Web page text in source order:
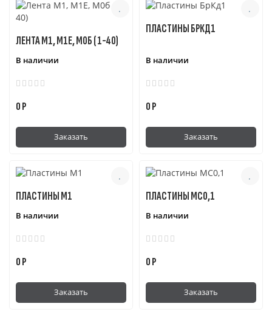
ЛЕНТА М1, М1Е, М0Б ( 1-40)
В наличии
0 Р
Заказать
ПЛАСТИНЫ БРКД1
В наличии
0 Р
Заказать
ПЛАСТИНЫ М1
В наличии
0 Р
Заказать
ПЛАСТИНЫ МС0,1
В наличии
0 Р
Заказать